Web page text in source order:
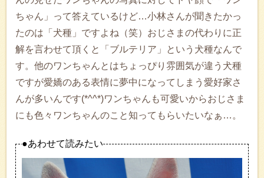
ちゃん」って答えているけど…小林さんが聞きたかっ
たのは「犬種」ですよね（笑）おじさまの代わりに正
解を言わせて頂くと「ブルテリア」という犬種なんで
す。他のワンちゃんとはちょっぴり雰囲気が違う犬種
ですが愛嬌のある表情に夢中になってしまう愛好家さ
んが多いんです(*^^*)ワンちゃんも可愛いからおじさま
にも色々ワンちゃんのこと知ってもらいたいなぁ…。
●あわせて読みたい